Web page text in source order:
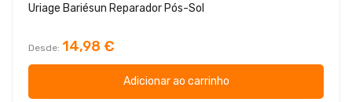
Uriage Bariésun Reparador Pós-Sol
Desde 14,98 €
Adicionar ao carrinho